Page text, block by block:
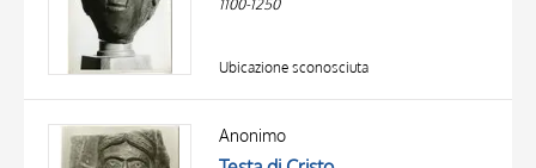
1100-1250
Ubicazione sconosciuta
Anonimo